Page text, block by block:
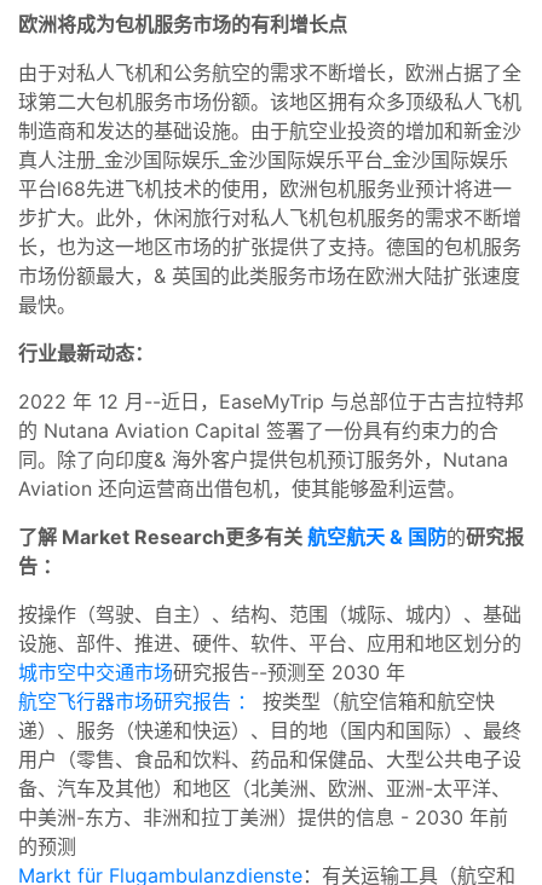
欧洲将成为包机服务市场的有利增长点
由于对私人飞机和公务航空的需求不断增长，欧洲占据了全
球第二大包机服务市场份额。该地区拥有众多顶级私人飞机
制造商和发达的基础设施。由于航空业投资的增加和新金沙
真人注册_金沙国际娱乐_金沙国际娱乐平台_金沙国际娱乐
平台l68先进飞机技术的使用，欧洲包机服务业预计将进一
步扩大。此外，休闲旅行对私人飞机包机服务的需求不断增
长，也为这一地区市场的扩张提供了支持。德国的包机服务
市场份额最大，& 英国的此类服务市场在欧洲大陆扩张速度
最快。
行业最新动态：
2022 年 12 月--近日，EaseMyTrip 与总部位于古吉拉特邦
的 Nutana Aviation Capital 签署了一份具有约束力的合
同。除了向印度& 海外客户提供包机预订服务外，Nutana
Aviation 还向运营商出借包机，使其能够盈利运营。
了解 Market Research更多有关 航空航天 & 国防的研究报
告 ：
按操作（驾驶、自主）、结构、范围（城际、城内）、基础
设施、部件、推进、硬件、软件、平台、应用和地区划分的
城市空中交通市场研究报告--预测至 2030 年
航空飞行器市场研究报告 ： 按类型（航空信箱和航空快
递）、服务（快递和快运）、目的地（国内和国际）、最终
用户（零售、食品和饮料、药品和保健品、大型公共电子设
备、汽车及其他）和地区（北美洲、欧洲、亚洲-太平洋、
中美洲-东方、非洲和拉丁美洲）提供的信息 - 2030 年前
的预测
Markt für Flugambulanzdienste：有关运输工具（航空和